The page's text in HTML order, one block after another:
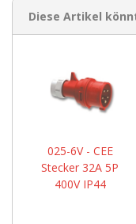
Diese Artikel
025-6V - CEE
Stecker 32A 5P
400V IP44